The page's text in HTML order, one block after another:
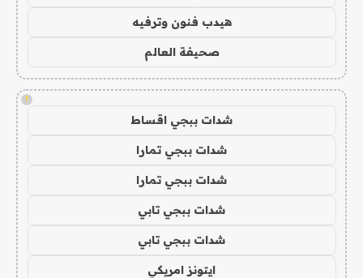
هيدب فنون وترفيه
صحيفة العالم
!
شدات ببجي اقساط
شدات ببجي تمارا
شدات ببجي تمارا
شدات ببجي تابي
شدات ببجي تابي
ايتونز امريكي